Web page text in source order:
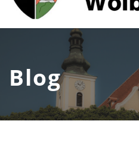
Blog